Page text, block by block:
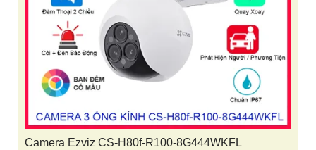
Camera Ezviz CS-H80f-R100-8G444WKFL